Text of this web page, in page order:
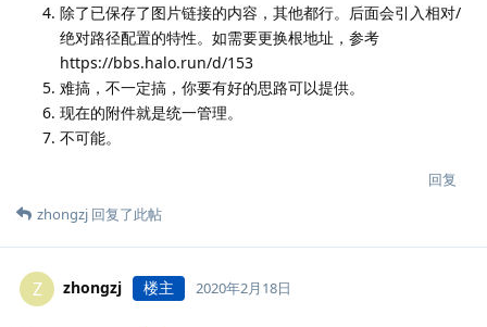
除了已保存了图片链接的内容，其他都行。后面会引入相对/
绝对路径配置的特性。如需要更换根地址，参考
https://bbs.halo.run/d/153
难搞，不一定搞，你要有好的思路可以提供。
现在的附件就是统一管理。
不可能。
回复
zhongzj 回复了此帖
Z zhongzj 楼主 2020年2月18日